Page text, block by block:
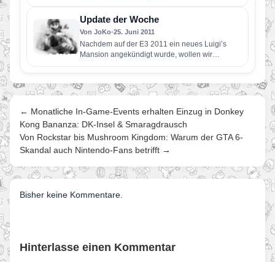
Diesmal zu Luigi’s Mansion. Im…
Update der Woche
Von JoKo•25. Juni 2011
Nachdem auf der E3 2011 ein neues Luigi’s
Mansion angekündigt wurde, wollen wir
ersteinmal unseren Bereich zum ersten…
← Monatliche In-Game-Events erhalten Einzug in Donkey
Kong Bananza: DK-Insel & Smaragdrausch
Von Rockstar bis Mushroom Kingdom: Warum der GTA 6-
Skandal auch Nintendo-Fans betrifft →
Bisher keine Kommentare.
Hinterlasse einen Kommentar